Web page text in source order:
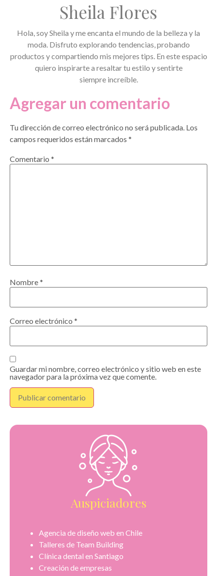
Sheila Flores
Hola, soy Sheila y me encanta el mundo de la belleza y la
moda. Disfruto explorando tendencias, probando
productos y compartiendo mis mejores tips. En este espacio
quiero inspirarte a resaltar tu estilo y sentirte
siempre increíble.
Agregar un comentario
Tu dirección de correo electrónico no será publicada. Los
campos requeridos están marcados *
Comentario *
Nombre*
Correo electrónico *
Guardar mi nombre, correo electrónico y sitio web en este
navegador para la próxima vez que comente.
Auspiciadores
Agencia de diseño web en Chile
Talleres de Team Building
Clínica dental en Santiago
Creación de empresas